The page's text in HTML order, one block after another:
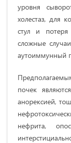
уровня
холестаз, для
стул и потеря
сложные
аутоиммунный
почек
анорексией,
нефрита,